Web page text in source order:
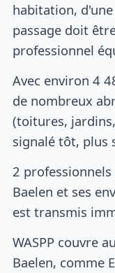
habitation,
passage doit
professionnel
Avec environ 4
de nombreux
(toitures,
signalé tôt, plus
2
Baelen et ses
est transmis
WASPP couvre
Baelen, comme